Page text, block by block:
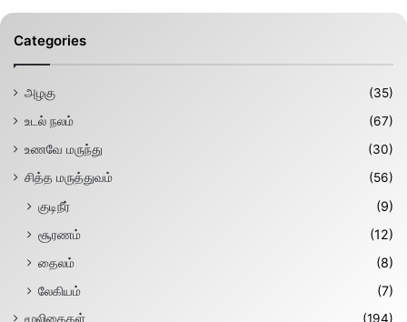
Categories
அழகு
(35)
உடல் நலம்
(67)
உணவே மருந்து
(30)
சித்த மருத்துவம்
(56)
குடிநீர்
(9)
சூரணம்
(12)
தைலம்
(8)
லேகியம்
(7)
மூலிகைகள் (194)